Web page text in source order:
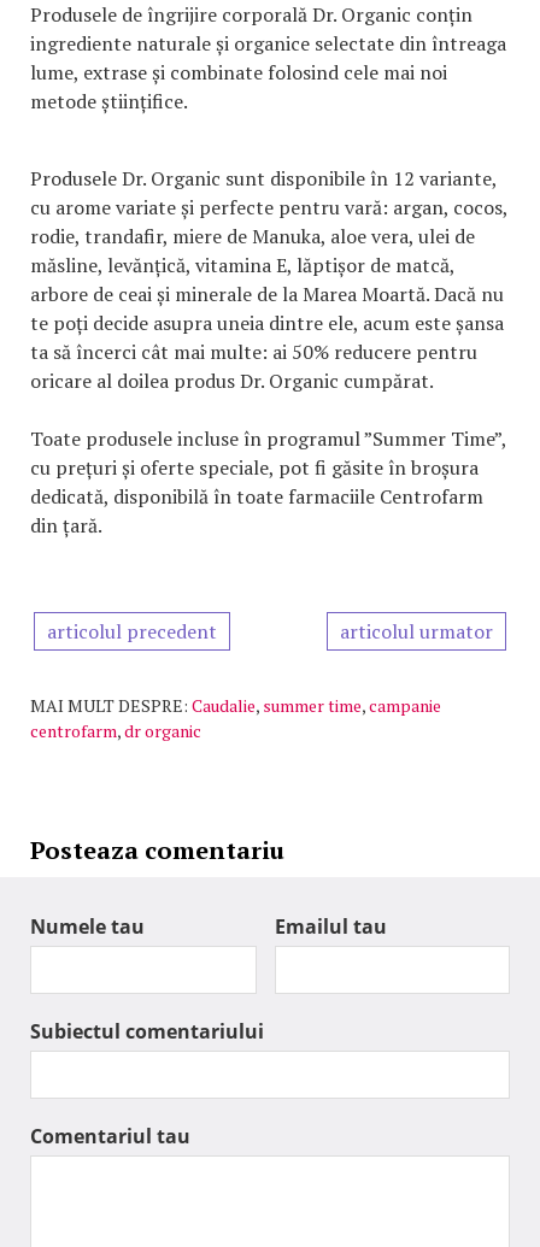
Produsele de îngrijire corporală Dr. Organic conțin
ingrediente naturale și organice selectate din întreaga
lume, extrase și combinate folosind cele mai noi
metode științifice.
Produsele Dr. Organic sunt disponibile în 12 variante,
cu arome variate și perfecte pentru vară: argan, cocos,
rodie, trandafir, miere de Manuka, aloe vera, ulei de
măsline, levănțică, vitamina E, lăptișor de matcă,
arbore de ceai și minerale de la Marea Moartă. Dacă nu
te poți decide asupra uneia dintre ele, acum este șansa
ta să încerci cât mai multe: ai 50% reducere pentru
oricare al doilea produs Dr. Organic cumpărat.
Toate produsele incluse în programul ”Summer Time”,
cu prețuri și oferte speciale, pot fi găsite în broșura
dedicată, disponibilă în toate farmaciile Centrofarm
din țară.
articolul precedent articolul urmator
MAI MULT DESPRE: Caudalie, summer time,campanie
centrofarm,dr organic
Posteaza comentariu
Numele tau Emailul tau
Subiectul comentariului
Comentariul tau